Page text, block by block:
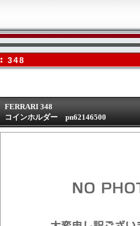
348
FERRARI 348
コインホルダー pn62146500